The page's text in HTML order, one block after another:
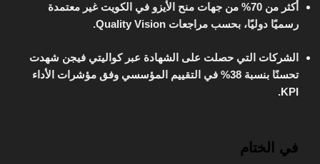
أكثر من 70% من جهات منح الأيزو في الكويت غير معتمدة
رسميًا دوليًا، بحسب مراجعات Quality Vision.
الشركات التي حصلت على الشهادة عبر كواليتي فيجن شهدت
تحسنًا بنسبة 38% في التقييم المؤسسي وفق مؤشرات الأداء
KPI.
في الختام